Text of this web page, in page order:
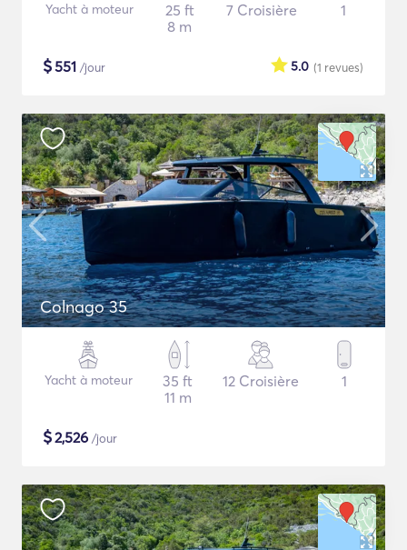
Yacht à moteur
25 ft
8 m
7 Croisière 1
$551 /jour (1 revues)
5.0
Colnago 35
Yacht à moteur
35 ft
11 m
12 Croisière 1
$2,526 /jour